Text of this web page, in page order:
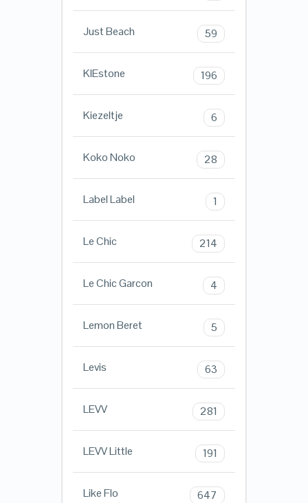
Just Beach 59
KIEstone 196
Kiezeltje 6
Koko Noko 28
Label Label 1
Le Chic 214
Le Chic Garcon 4
Lemon Beret 5
Levis 63
LEVV 281
LEVV Little 191
Like Flo 647